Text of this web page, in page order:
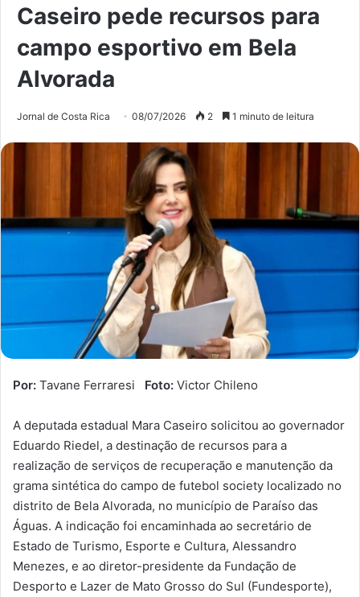
Caseiro pede recursos para
campo esportivo em Bela
Alvorada
Jornal de Costa Rica 08/07/2026 2 1 minuto de leitura
Por: Tavane Ferraresi Foto: Victor Chileno
A deputada estadual Mara Caseiro solicitou ao governador
Eduardo Riedel, a destinação de recursos para a
realização de serviços de recuperação e manutenção da
grama sintética do campo de futebol society localizado no
distrito de Bela Alvorada, no município de Paraíso das
Águas. A indicação foi encaminhada ao secretário de
Estado de Turismo, Esporte e Cultura, Alessandro
Menezes, e ao diretor-presidente da Fundação de
Desporto e Lazer de Mato Grosso do Sul (Fundesporte),